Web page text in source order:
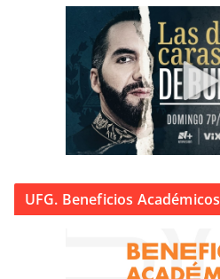
UFG. Beneficios Académicos